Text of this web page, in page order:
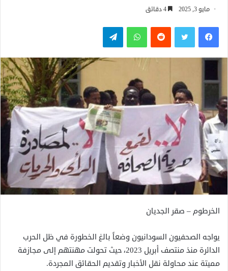
مايو 3, 2025
فيسبوكتويتر واتساب تيلقرام
الخرطوم – صقر الجديان
يواجه الصحفيون السودانيون وضعاً بالغ الخطورة في ظل الحرب
الدائرة منذ منتصف أبريل 2023، حيث تحولت مهنتهم إلى مجازفة
مميتة عند محاولة نقل الأخبار وتقديم الحقائق المجردة.